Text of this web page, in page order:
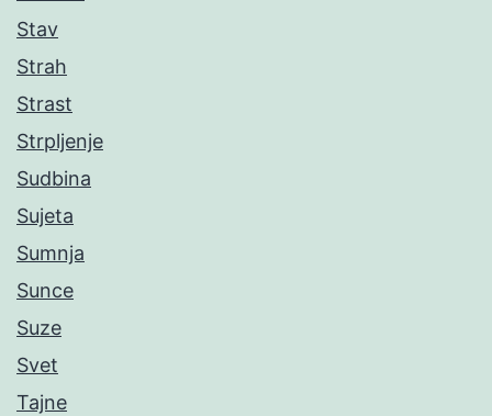
Stav
Strah
Strast
Strpljenje
Sudbina
Sujeta
Sumnja
Sunce
Suze
Svet
Tajne